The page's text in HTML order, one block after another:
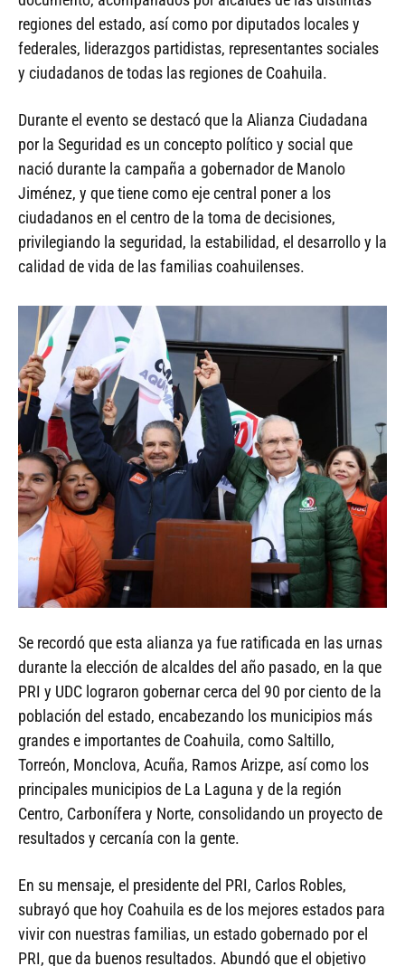
regiones del estado, así como por diputados locales y
federales, liderazgos partidistas, representantes sociales
y ciudadanos de todas las regiones de Coahuila.
Durante el evento se destacó que la Alianza Ciudadana
por la Seguridad es un concepto político y social que
nació durante la campaña a gobernador de Manolo
Jiménez, y que tiene como eje central poner a los
ciudadanos en el centro de la toma de decisiones,
privilegiando la seguridad, la estabilidad, el desarrollo y la
calidad de vida de las familias coahuilenses.
Se recordó que esta alianza ya fue ratificada en las urnas
durante la elección de alcaldes del año pasado, en la que
PRI y UDC lograron gobernar cerca del 90 por ciento de la
población del estado, encabezando los municipios más
grandes e importantes de Coahuila, como Saltillo,
Torreón, Monclova, Acuña, Ramos Arizpe, así como los
principales municipios de La Laguna y de la región
Centro, Carbonífera y Norte, consolidando un proyecto de
resultados y cercanía con la gente.
En su mensaje, el presidente del PRI, Carlos Robles,
subrayó que hoy Coahuila es de los mejores estados para
vivir con nuestras familias, un estado gobernado por el
PRI, que da buenos resultados. Abundó que el objetivo